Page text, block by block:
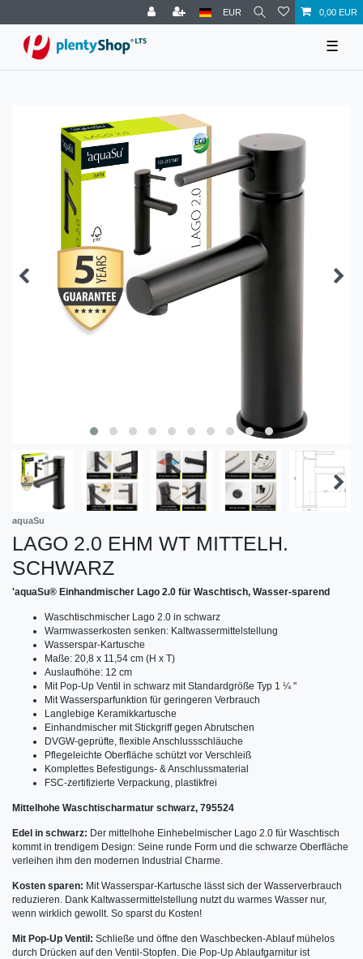
EUR 0,00 EUR
☰
aquaSu
LAGO 2.0 EHM WT MITTELH.
SCHWARZ
'aquaSu® Einhandmischer Lago 2.0 für Waschtisch, Wasser-sparend
Waschtischmischer Lago 2.0 in schwarz
Warmwasserkosten senken: Kaltwassermittelstellung
Wasserspar-Kartusche
Maße: 20,8 x 11,54 cm (H x T)
Auslaufhöhe: 12 cm
Mit Pop-Up Ventil in schwarz mit Standardgröße Typ 1 ¼ ''
Mit Wassersparfunktion für geringeren Verbrauch
Langlebige Keramikkartusche
Einhandmischer mit Stickgriff gegen Abrutschen
DVGW-geprüfte, flexible Anschlussschläuche
Pflegeleichte Oberfläche schützt vor Verschleiß
Komplettes Befestigungs- & Anschlussmaterial
FSC-zertifizierte Verpackung, plastikfrei
Mittelhohe Waschtischarmatur schwarz, 795524
Edel in schwarz: Der mittelhohe Einhebelmischer Lago 2.0 für Waschtisch
kommt in trendigem Design: Seine runde Form und die schwarze Oberfläche
verleihen ihm den modernen Industrial Charme.
Kosten sparen: Mit Wasserspar-Kartusche lässt sich der Wasserverbrauch
reduzieren. Dank Kaltwassermittelstellung nutzt du warmes Wasser nur,
wenn wirklich gewollt. So sparst du Kosten!
Mit Pop-Up Ventil: Schließe und öffne den Waschbecken-Ablauf mühelos
durch Drücken auf den Ventil-Stopfen. Die Pop-Up Ablaufgarnitur ist